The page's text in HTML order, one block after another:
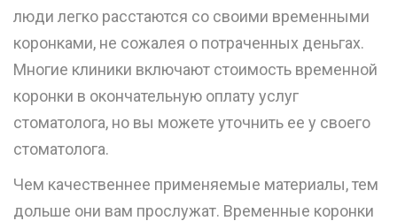
люди легко расстаются со своими временными
коронками, не сожалея о потраченных деньгах.
Многие клиники включают стоимость временной
коронки в окончательную оплату услуг
стоматолога, но вы можете уточнить ее у своего
стоматолога.
Чем качественнее применяемые материалы, тем
дольше они вам прослужат. Временные коронки